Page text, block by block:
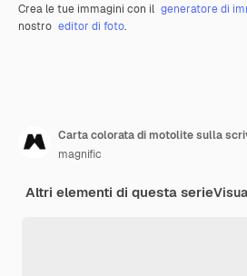
Crea le tue immagini con il generatore di
nostro editor di foto.
Carta colorata di motolite sulla
magnific
Altri elementi di questa serie